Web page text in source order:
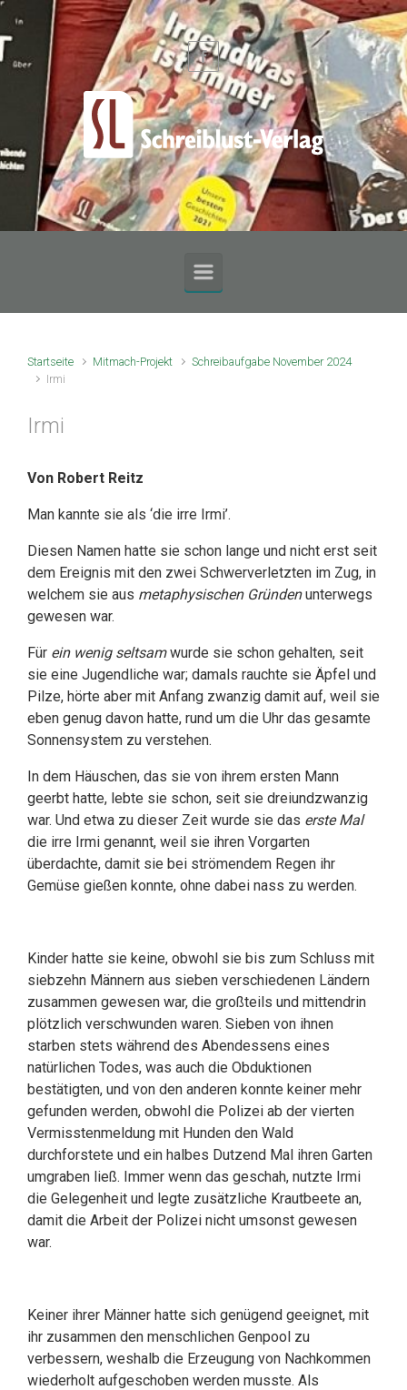
Zum Hauptinhalt springen
Startseite Mitmach-Projekt
Schreibaufgabe November 2024
Irmi
Irmi
Von Robert Reitz
Man kannte sie als ‘die irre Irmi’.
Diesen Namen hatte sie schon lange und nicht erst seit
dem Ereignis mit den zwei Schwerverletzten im Zug, in
welchem sie aus metaphysischen Gründenunterwegs
gewesen war.
Für ein wenig seltsamwurde sie schon gehalten, seit
sie eine Jugendliche war; damals rauchte sie Äpfel und
Pilze, hörte aber mit Anfang zwanzig damit auf, weil sie
eben genug davon hatte, rund um die Uhr das gesamte
Sonnensystem zu verstehen.
In dem Häuschen, das sie von ihrem ersten Mann
geerbt hatte, lebte sie schon, seit sie dreiundzwanzig
war. Und etwa zu dieser Zeit wurde sie das erste Mal
die irre Irmi genannt, weil sie ihren Vorgarten
überdachte, damit sie bei strömendem Regen ihr
Gemüse gießen konnte, ohne dabei nass zu werden.
Kinder hatte sie keine, obwohl sie bis zum Schluss mit
siebzehn Männern aus sieben verschiedenen Ländern
zusammen gewesen war, die großteils und mittendrin
plötzlich verschwunden waren. Sieben von ihnen
starben stets während des Abendessens eines
natürlichen Todes, was auch die Obduktionen
bestätigten, und von den anderen konnte keiner mehr
gefunden werden, obwohl die Polizei ab der vierten
Vermisstenmeldung mit Hunden den Wald
durchforstete und ein halbes Dutzend Mal ihren Garten
umgraben ließ. Immer wenn das geschah, nutzte Irmi
die Gelegenheit und legte zusätzliche Krautbeete an,
damit die Arbeit der Polizei nicht umsonst gewesen
war.
Keiner ihrer Männer hatte sich genügend geeignet, mit
ihr zusammen den menschlichen Genpool zu
verbessern, weshalb die Erzeugung von Nachkommen
wiederholt aufgeschoben werden musste. Als